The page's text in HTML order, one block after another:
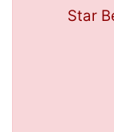
Star